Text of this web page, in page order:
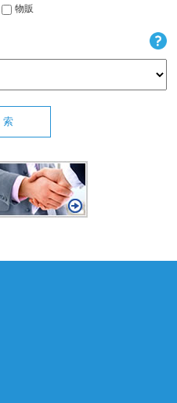
物販